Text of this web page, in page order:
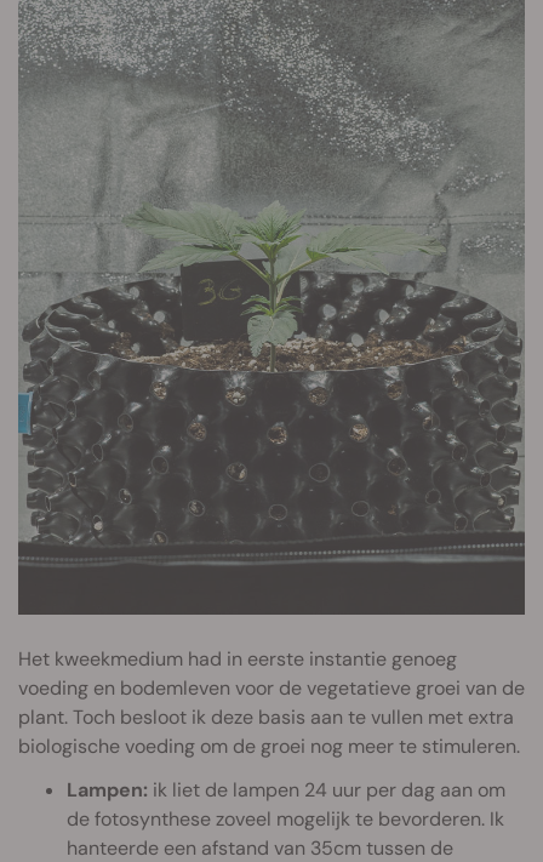
Het kweekmedium had in eerste instantie genoeg
voeding en bodemleven voor de vegetatieve groei van de
plant. Toch besloot ik deze basis aan te vullen met extra
biologische voeding om de groei nog meer te stimuleren.
Lampen: ik liet de lampen 24 uur per dag aan om
de fotosynthese zoveel mogelijk te bevorderen. Ik
hanteerde een afstand van 35cm tussen de